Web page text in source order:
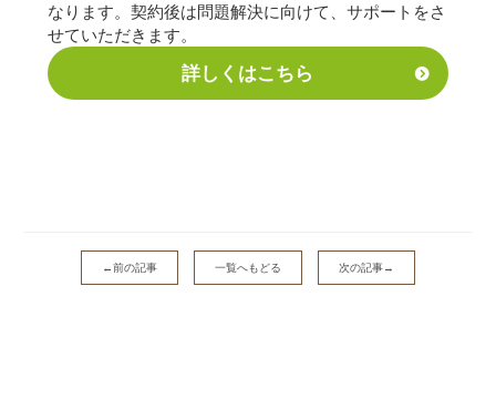
なります。契約後は問題解決に向けて、サポートをさ
せていただきます。
詳しくはこちら
←前の記事 一覧へもどる 次の記事→